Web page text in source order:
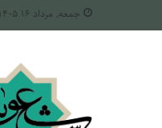
جمعه, مرداد ۱۶ ۱۴۰۵